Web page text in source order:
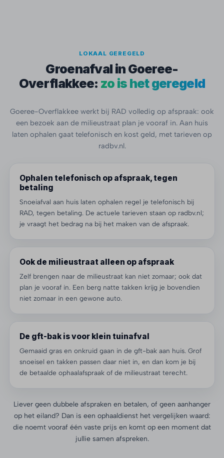
LOKAAL GEREGELD
Groenafval in Goeree-
Overflakkee: zo is het geregeld
Goeree-Overflakkee werkt bij RAD volledig op afspraak: ook
een bezoek aan de milieustraat plan je vooraf in. Aan huis
laten ophalen gaat telefonisch en kost geld, met tarieven op
radbv.nl.
Ophalen telefonisch op afspraak, tegen
betaling
Snoeiafval aan huis laten ophalen regel je telefonisch bij
RAD, tegen betaling. De actuele tarieven staan op radbv.nl;
je vraagt het bedrag na bij het maken van de afspraak.
Ook de milieustraat alleen op afspraak
Zelf brengen naar de milieustraat kan niet zomaar; ook dat
plan je vooraf in. Een berg natte takken krijg je bovendien
niet zomaar in een gewone auto.
De gft-bak is voor klein tuinafval
Gemaaid gras en onkruid gaan in de gft-bak aan huis. Grof
snoeisel en takken passen daar niet in, en dan kom je bij
de betaalde ophaalafspraak of de milieustraat terecht.
Liever geen dubbele afspraken en betalen, of geen aanhanger
op het eiland? Dan is een ophaaldienst het vergelijken waard:
die noemt vooraf één vaste prijs en komt op een moment dat
jullie samen afspreken.